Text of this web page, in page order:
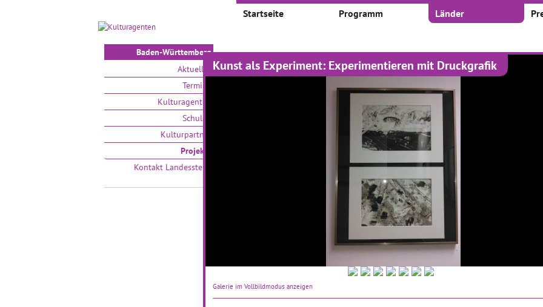
Kunst als Experiment: Experimentieren mit Druckgrafik
Galerie im Vollbildmodus anzeigen
Baden-Württemberg
Aktuelles
Termine
Kulturagenten
Schulen
Kulturpartner
Projekte
Kontakt Landesstelle
Startseite Programm Länder
Projekte
1 2 3...19
01.03.2017–31.05.2017
Literatur nicht verstaubt und
In den Fußstapfen der
01.03.2017–31.03.2017
01.02.2017–28.02.2017
Bereits im Schuljahr
Gebhard in Konstanz eine